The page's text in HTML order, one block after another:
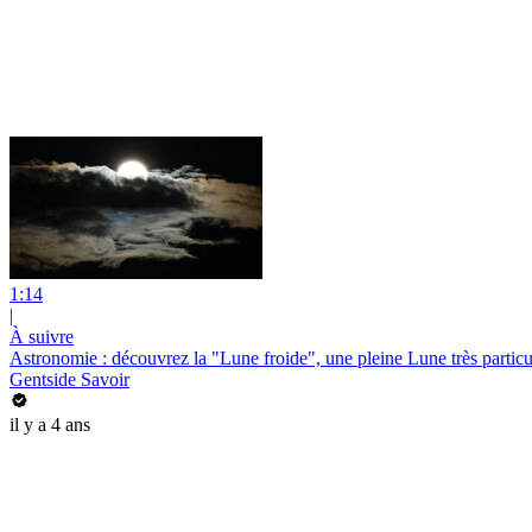
1:14
|
À suivre
Astronomie : découvrez la "Lune froide", une pleine Lune très
Gentside Savoir
il y a 4 ans